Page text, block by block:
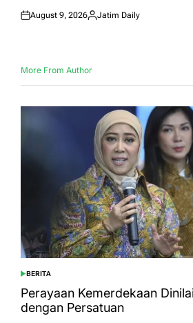
Posted
August 9, 2026
Posted
Jatim Daily
More From Author
POSTED
IN
BERITA
Perayaan Kemerdekaan
dengan Persatuan